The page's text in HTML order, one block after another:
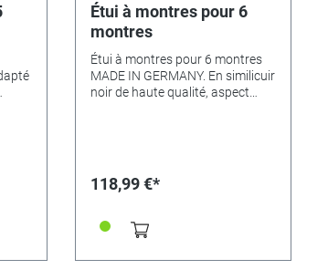
Étui à montres pour 6
montres
Étui à montres pour 6 montres
MADE IN GERMANY. En similicuir
noir de haute qualité, aspect
: 4,5 x 9 x 7,5 cm. Dimensions
118,99 €*